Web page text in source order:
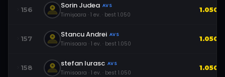
156 Sorin Judea AVS
Timișoara · 1 ev. · best 1.050
1.050
157 Stancu Andrei AVS
Timisoara · 1 ev. · best 1.050
1.050
158 stefan Iurasc AVS
Timisoara · 1 ev. · best 1.050
1.050